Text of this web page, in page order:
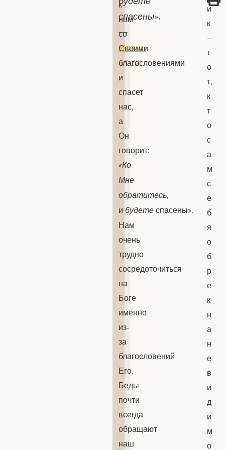
спасены».
—
Исаии
45:22
к
нам
со
Своими
благословениями
и
спасет
нас,
а
Он
говорит:
«Ко
Мне
обратитесь,
и будетеспасены».
Нам
очень
трудно
сосредоточиться
на
Боге
именно
из-
за
благословений
Его.
Беды
почти
всегда
обращают
наш
и
к
–
т
о
т,
к
т
о
с
а
м
с
е
б
я
о
б
р
е
к
н
а
н
е
в
и
д
и
м
о